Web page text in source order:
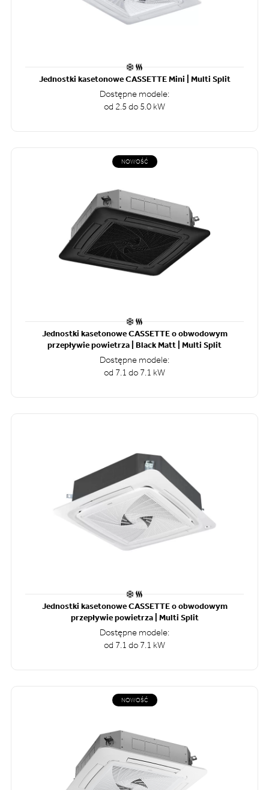
Jednostki kasetonowe CASSETTE Mini | Multi Split
Dostępne modele:
od 2.5 do 5.0 kW
NOWOŚĆ
Jednostki kasetonowe CASSETTE o obwodowym
przepływie powietrza | Black Matt | Multi Split
Dostępne modele:
od 7.1 do 7.1 kW
Jednostki kasetonowe CASSETTE o obwodowym
przepływie powietrza | Multi Split
Dostępne modele:
od 7.1 do 7.1 kW
NOWOŚĆ